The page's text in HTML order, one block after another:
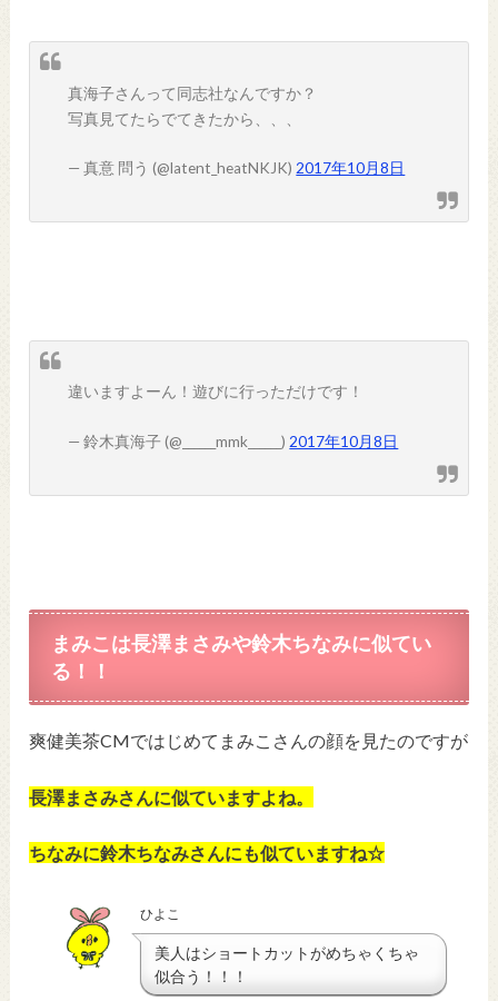
真海子さんって同志社なんですか？
写真見てたらでてきたから、、、
— 真意 問う (@latent_heatNKJK)2017年10月8日
違いますよーん！遊びに行っただけです！
— 鈴木真海子 (@______mmk______) 2017年10月8日
まみこは長澤まさみや鈴木ちなみに似てい
る！！
爽健美茶CMではじめてまみこさんの顔を見たのですが
長澤まさみさんに似ていますよね。
ちなみに鈴木ちなみさんにも似ていますね☆
ひよこ
美人はショートカットがめちゃくちゃ
似合う！！！